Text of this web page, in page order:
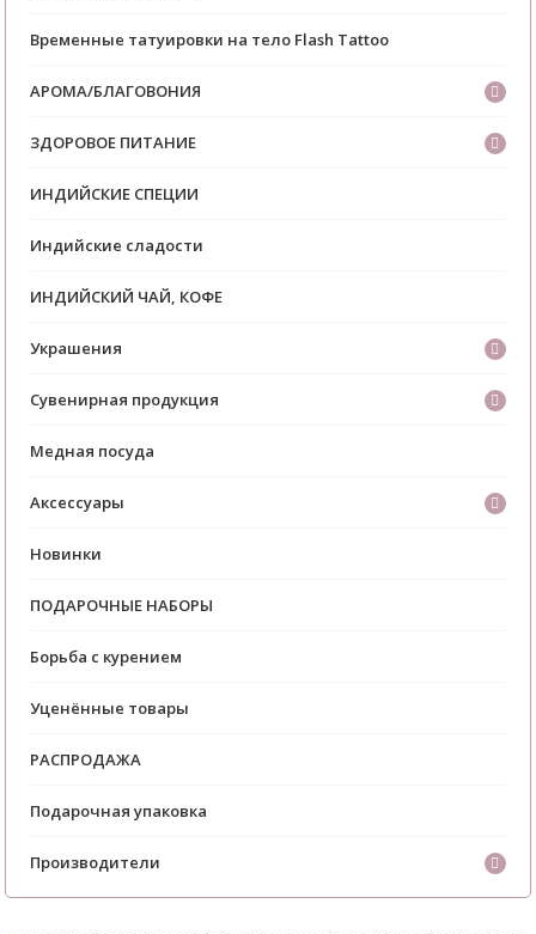
Временные татуировки на тело Flash Tattoo
АРОМА/БЛАГОВОНИЯ
ЗДОРОВОЕ ПИТАНИЕ
ИНДИЙСКИЕ СПЕЦИИ
Индийские сладости
ИНДИЙСКИЙ ЧАЙ, КОФЕ
Украшения
Сувенирная продукция
Медная посуда
Аксессуары
Новинки
ПОДАРОЧНЫЕ НАБОРЫ
Борьба с курением
Уценённые товары
РАСПРОДАЖА
Подарочная упаковка
Производители